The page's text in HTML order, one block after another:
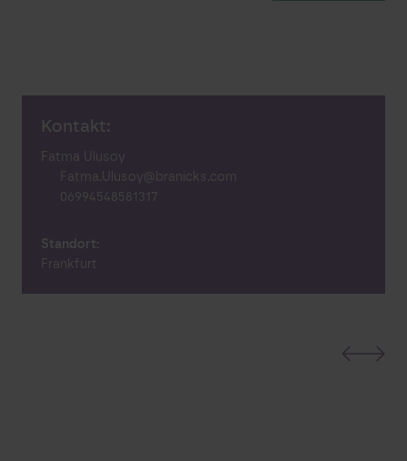
Kontakt:
Fatma Ulusoy
Fatma.Ulusoy@branicks.com
06994548581317
Standort:
Frankfurt